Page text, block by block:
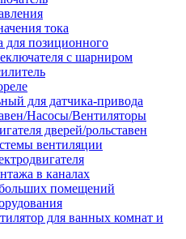
тока
для позиционного
с шарниром
для датчика-привода
Насосы/Вентиляторы
дверей/рольставен
вентиляции
в каналах
помещений